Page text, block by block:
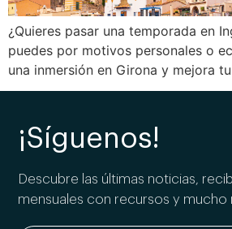
¿Quieres pasar una temporada en
puedes por motivos personales o
una inmersión en Girona y mejora
¡Síguenos!
Descubre las últimas noticias,
mensuales con recursos y mucho